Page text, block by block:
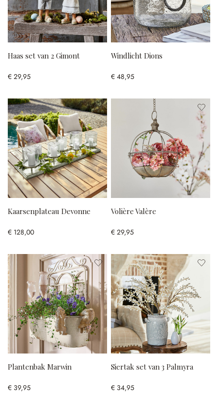
Haas set van 2 Gimont
€ 29,95
Windlicht Dions
€ 48,95
Kaarsenplateau Devonne
€ 128,00
Volière Valère
€ 29,95
Plantenbak Marwin
€ 39,95
Siertak set van 3 Palmyra
€ 34,95